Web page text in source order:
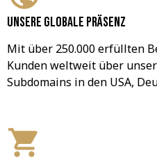
Unsere globale Präsenz
Mit über 250.000 erfüllten
Kunden weltweit über
Subdomains in den USA,